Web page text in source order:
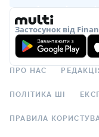
Застосунок від
ПРО НАС
ПОЛІТИКА ШІ
ПРАВИЛА